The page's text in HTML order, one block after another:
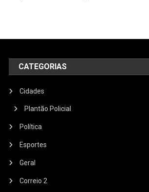
CATEGORIAS
Cidades
Plantão Policial
Política
Esportes
Geral
Correio 2